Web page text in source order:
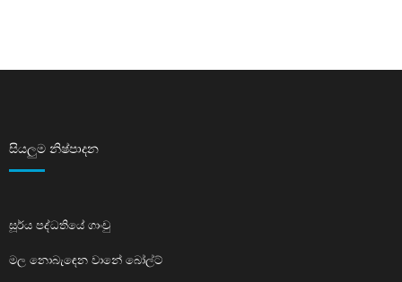
සියලුම නිෂ්පාදන
සූර්ය පද්ධතියේ ගාංචු
මල නොබැඳෙන වානේ බෝල්ට්